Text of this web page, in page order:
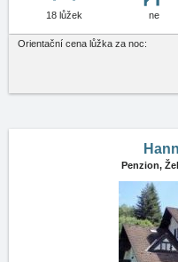
18 lůžek ne
Orientační cena lůžka za noc:
Penzion,